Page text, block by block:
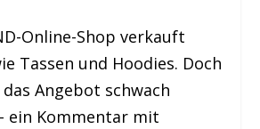
Online-Shop verkauft
Tassen und Hoodies. Doch
Angebot schwach
ein Kommentar mit